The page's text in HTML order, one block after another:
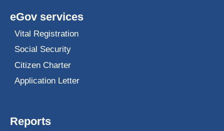
eGov services
Vital Registration
Social Security
Citizen Charter
Application Letter
Reports